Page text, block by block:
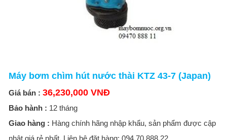
Máy bơm chìm hút nước thài KTZ 43-7 (Japan)
Giá bán : 36,230,000 VNĐ
Bảo hành : 12 tháng
Giao hàng : Hàng chính hãng nhập khẩu, sản phẩm được cập
nhật giá rẻ nhất. Liên hệ đặt hàng: 094.70.888.22